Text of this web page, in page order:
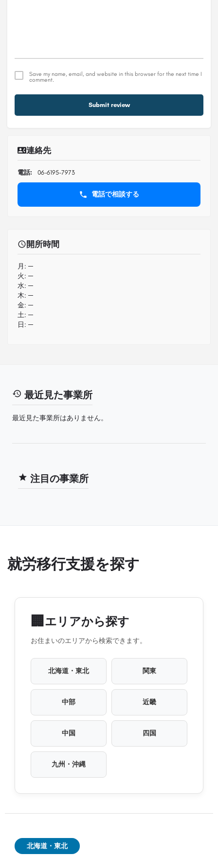
Save my name, email, and website in this browser for the next time I
comment.
Submit review
連絡先
電話: 06-6195-7973
電話で相談する
開所時間
月: ─
火: ─
水: ─
木: ─
金: ─
土: ─
日: ─
最近見た事業所
最近見た事業所はありません。
注目の事業所
就労移行支援を探す
🏢 エリアから探す
お住まいのエリアから検索できます。
北海道・東北 関東
中部 近畿
中国 四国
九州・沖縄
北海道・東北